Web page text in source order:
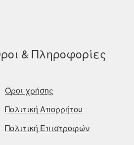
& Πληροφορίες
Όροι χρήσης
Πολιτική Απορρήτου
Πολιτική Επιστροφών